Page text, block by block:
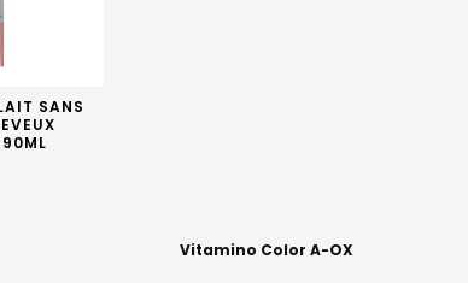
SANS
Vitamino Color A-OX